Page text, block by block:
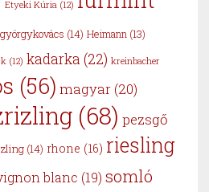
Etyeki Kúria (12)
györgykovács (14) Heimann (13)
(12) kadarka (22) kreinbacher
(56) magyar (20)
(68) pezsgő
(14) rhone (16) riesling
blanc (19) somló